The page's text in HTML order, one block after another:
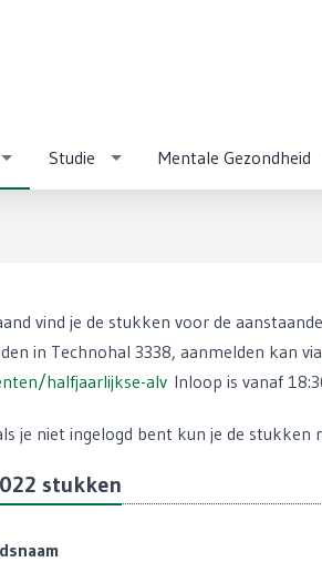
Studie Mentale Gezondheid
vind je de stukken voor de
in Technohal 3338, aanmelden kan via
halfjaarlijkse-alv Inloop is vanaf
je niet ingelogd bent kun je de stukken
stukken